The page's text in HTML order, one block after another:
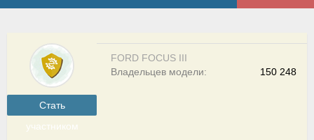
Cтать
участником
FORD FOCUS III
150 248
Владельцев модели: